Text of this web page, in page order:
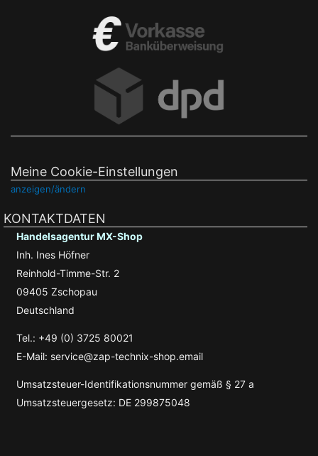
Meine Cookie-Einstellungen
anzeigen/ändern
KONTAKTDATEN
Handelsagentur MX-Shop
Inh. Ines Höfner
Reinhold-Timme-Str. 2
09405 Zschopau
Deutschland
Tel.: +49 (0) 3725 80021
E-Mail: service@zap-technix-shop.email
Umsatzsteuer-Identifikationsnummer gemäß § 27 a
Umsatzsteuergesetz: DE 299875048